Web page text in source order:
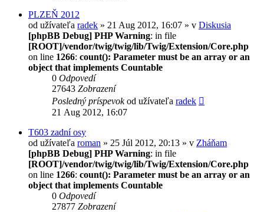
PLZEŇ 2012
od užívateľa radek » 21 Aug 2012, 16:07 » v Diskusia
[phpBB Debug] PHP Warning: in file
[ROOT]/vendor/twig/twig/lib/Twig/Extension/Core.php
on line 1266: count(): Parameter must be an array or an
object that implements Countable
0 Odpovedí
27643 Zobrazení
Posledný príspevokod užívateľa radek
21 Aug 2012, 16:07
T603 zadní osy
od užívateľa roman » 25 Júl 2012, 20:13 » v Zháňam
[phpBB Debug] PHP Warning: in file
[ROOT]/vendor/twig/twig/lib/Twig/Extension/Core.php
on line 1266: count(): Parameter must be an array or an
object that implements Countable
0 Odpovedí
27877 Zobrazení